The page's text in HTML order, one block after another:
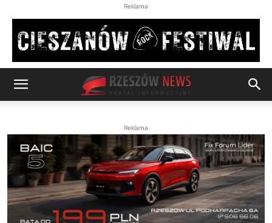
Reklama
Reklama